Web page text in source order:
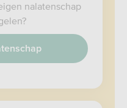
nalatenschap